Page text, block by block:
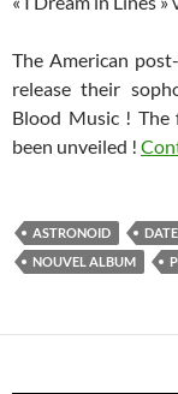
The American
release their
Blood Music ! The
been unveiled !
ASTRONOID
NOUVEL ALBUM